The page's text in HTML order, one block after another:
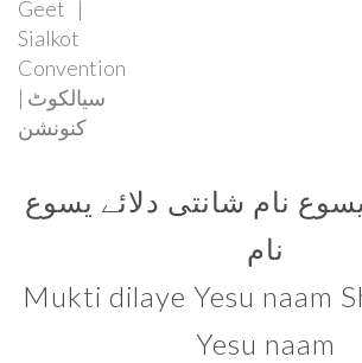
Geet
Sialkot
Convention
| سیالکوٹ
کنونشن
نام شانتی دلائے یسوع
نام
Mukti dilaye Yesu naam
Yesu naam